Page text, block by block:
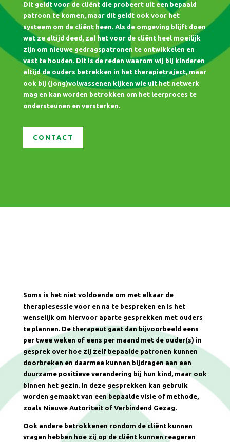
Dit geldt voor de cliënt die probeert uit een bepaald
patroon te komen, maar dit geldt ook voor het
systeem om de cliënt heen. Als de omgeving blijft doen
wat ze altijd deed, zal het voor de cliënt heel moeilijk
zijn om nieuwe gedragspatronen te ontwikkelen en
vast te houden. Dit is de reden waarom wij bij kinderen
altijd de ouders betrekken in het therapietraject, maar
ook bij (jong)volwassenen kijken wie uit het netwerk
mag en kan worden betrokken om het leerproces te
ondersteunen en versterken.
CONTACT
Soms is het niet voldoende om met elkaar de
therapiesessie voor en na te bespreken en is het
wenselijk om hiervoor aparte gesprekken met ouders
te plannen. De therapeut gaat dan bijvoorbeeld eens
per twee weken of eens per maand met de ouder(s) in
gesprek over hoe zij zelf bepaalde patronen kunnen
doorbreken en daarmee kunnen bijdragen aan een
duurzame positieve verandering bij hun kind, maar ook
binnen het gezin. In deze gesprekken kan gebruik
worden gemaakt van een bepaalde visie of methode,
zoals Nieuwe Autoriteit of Verbindend Gezag.
Ook andere betrokkenen rondom de cliënt kunnen
vragen hebben hoe zij op de cliënt kunnen reageren